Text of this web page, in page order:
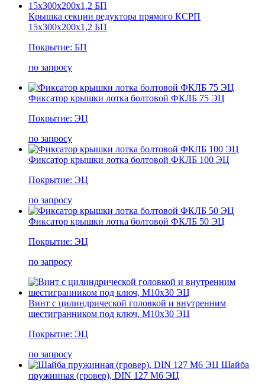
Крышка секции редуктора прямого КСРП
15х300х200х1,2 БП
Покрытие: БП
по запросу
Фиксатор крышки лотка болтовой ФКЛБ 75 ЭЦ
Покрытие: ЭЦ
по запросу
Фиксатор крышки лотка болтовой ФКЛБ 100 ЭЦ
Покрытие: ЭЦ
по запросу
Фиксатор крышки лотка болтовой ФКЛБ 50 ЭЦ
Покрытие: ЭЦ
по запросу
Винт с цилиндрической головкой и внутренним
шестигранником под ключ, М10х30 ЭЦ
Покрытие: ЭЦ
по запросу
Шайба
пружинная (гровер), DIN 127 М6 ЭЦ